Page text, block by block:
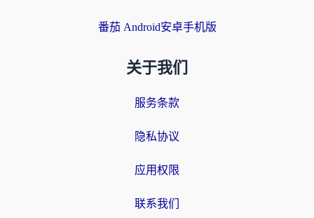
番茄 Android安卓手机版
关于我们
服务条款
隐私协议
应用权限
联系我们